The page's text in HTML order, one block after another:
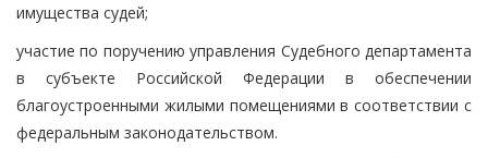
имущества судей;
участие по поручению управления Судебного департамента
в субъекте Российской Федерации в обеспечении
благоустроенными жилыми помещениями в соответствии с
федеральным законодательством.